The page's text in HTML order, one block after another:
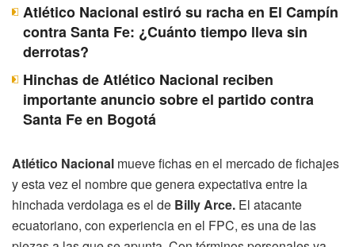
Atlético Nacional estiró su racha en El Campín
contra Santa Fe: ¿Cuánto tiempo lleva sin
derrotas?
Hinchas de Atlético Nacional reciben
importante anuncio sobre el partido contra
Santa Fe en Bogotá
Atlético Nacional mueve fichas en el mercado de fichajes
y esta vez el nombre que genera expectativa entre la
hinchada verdolaga es el de Billy Arce. El atacante
ecuatoriano, con experiencia en el FPC, es una de las